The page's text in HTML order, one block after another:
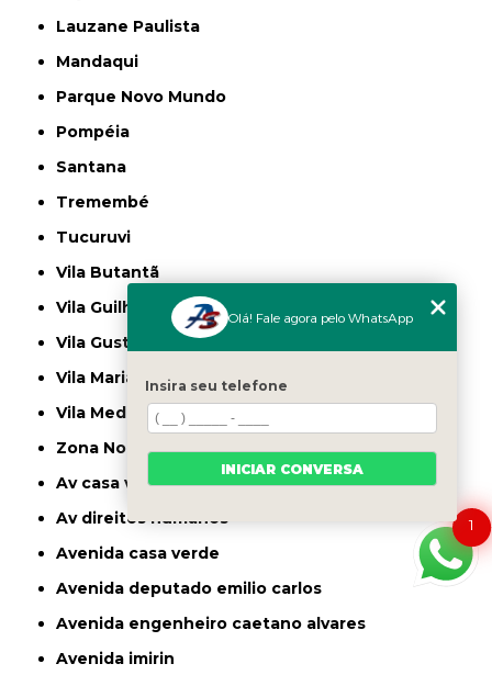
Lauzane Paulista
Mandaqui
Parque Novo Mundo
Pompéia
Santana
Tremembé
Tucuruvi
Vila Butantã
Vila Guilherme
Vila Gustavo
Vila Maria
Vila Medeiros
Zona Norte
av casa verde
av direitos humanos
avenida casa verde
avenida deputado emilio carlos
avenida engenheiro caetano alvares
avenida imirin
1
Olá! Fale agora pelo WhatsApp
Insira seu telefone
INICIAR CONVERSA